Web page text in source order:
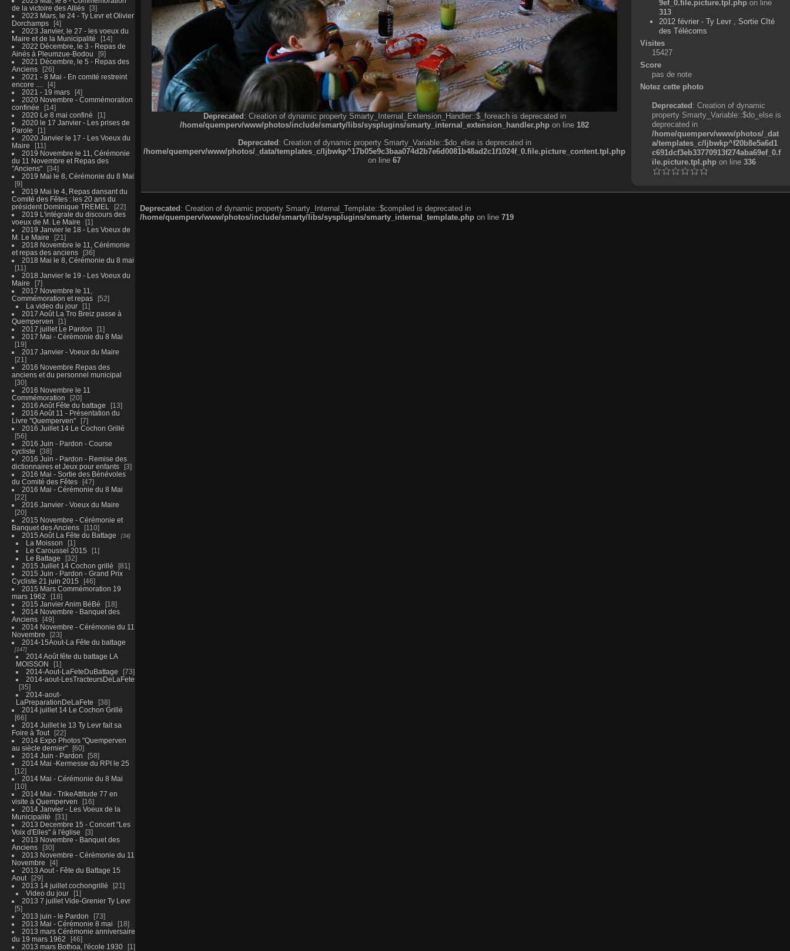
de la victoire des Alliés
3
2023 Mars, le 24 - Ty Levr et Olivier
Dorchamps
4
2023 Janvier, le 27 - les voeux du
Maire et de la Municipalité
14
2022 Décembre, le 3 - Repas de
Ainés à Pleumzue-Bodou
9
2021 Décembre, le 5 - Repas des
Anciens
26
2021 - 8 Mai - En comité restreint
encore ....
4
2021 - 19 mars
4
2020 Novembre - Commémoration
confinée
14
2020 Le 8 mai confiné
1
2020 le 17 Janvier - Les prises de
Parole
1
2020 Janvier le 17 - Les Voeux du
Maire
11
2019 Novembre le 11, Cérémonie
du 11 Novembre et Repas des
"Anciens"
34
2019 Mai le 8, Cérémonie du 8 Mai
9
2019 Mai le 4, Repas dansant du
Comité des Fêtes : les 20 ans du
président Dominique TREMEL
22
2019 L'intégrale du discours des
voeux de M. Le Maire
1
2019 Janvier le 18 - Les Voeux de
M. Le Maire
21
2018 Novembre le 11, Cérémonie
et repas des anciens
36
2018 Mai le 8, Cérémonie du 8 mai
11
2018 Janvier le 19 - Les Voeux du
Maire
7
2017 Novembre le 11,
Commémoration et repas
52
La video du jour
1
2017 Août La Tro Breiz passe à
Quemperven
1
2017 juillet Le Pardon
1
2017 Mai - Cérémonie du 8 Mai
19
2017 Janvier - Voeux du Maire
21
2016 Novembre Repas des
anciens et du personnel municipal
30
2016 Novembre le 11
Commémoration
20
2016 Août Fête du battage
13
2016 Août 11 - Présentation du
Livre "Quemperven"
7
2016 Juillet 14 Le Cochon Grillé
56
2016 Juin - Pardon - Course
cycliste
38
2016 Juin - Pardon - Remise des
dictionnaires et Jeux pour enfants
3
2016 Mai - Sortie des Bénévoles
du Comité des Fêtes
47
2016 Mai - Cérémonie du 8 Mai
22
2016 Janvier - Voeux du Maire
20
2015 Novembre - Cérémonie et
Banquet des Anciens
110
2015 Août La Fête du Battage
34
La Moisson
1
Le Caroussel 2015
1
Le Battage
32
2015 Juillet 14 Cochon grillé
81
2015 Juin - Pardon - Grand Prix
Cycliste 21 juin 2015
46
2015 Mars Commémoration 19
mars 1962
18
2015 Janvier Anim BéBé
18
2014 Novembre - Banquet des
Anciens
49
2014 Novembre - Cérémonie du 11
Novembre
23
2014-15Aout-La Fête du battage
147
2014 Août fête du battage LA
MOISSON
1
2014-Aout-LaFeteDuBattage
73
2014-aout-LesTracteursDeLaFete
35
2014-aout-
LaPreparationDeLaFete
38
2014 juillet 14 Le Cochon Grillé
66
2014 Juillet le 13 Ty Levr fait sa
Foire à Tout
22
2014 Expo Photos "Quemperven
au siècle dernier"
60
2014 Juin - Pardon
58
2014 Mai -Kermesse du RPI le 25
12
2014 Mai - Cérémonie du 8 Mai
10
2014 Mai - TrikeAttitude 77 en
visite à Quemperven
16
2014 Janvier - Les Voeux de la
Municipalité
31
2013 Decembre 15 - Concert "Les
Voix d'Elles" à l'église
3
2013 Novembre - Banquet des
Anciens
30
2013 Novembre - Cérémonie du 11
Novembre
4
2013 Aout - Fête du Battage 15
Aout
29
2013 14 juillet cochongrillé
21
Video du jour
1
2013 7 juillet Vide-Grenier Ty Levr
5
2013 juin - le Pardon
73
2013 Mai - Cérémonie 8 mai
18
2013 mars Cérémonie anniversaire
du 19 mars 1962
46
2013 mars Bothoa, l'école 1930
1
Deprecated: Creation of dynamic property Smarty_Internal_Extension_Handler::$_foreach is deprecated in
/home/quemperv/www/photos/include/smarty/libs/sysplugins/smarty_internal_extension_handler.php on line 182
Deprecated: Creation of dynamic property Smarty_Variable::$do_else is deprecated in
/home/quemperv/www/photos/_data/templates_c/ljbwkp^17b05e9c3baa074d2b7e6d0081b48ad2c1f1024f_0.file.picture_content.tpl.php
on line 67
9ef_0.file.picture.tpl.php on line
313
2012 février - Ty Levr , Sortie CIté
des Télécoms
Visites
15427
Score
pas de note
Notez cette photo
Deprecated: Creation of dynamic
property Smarty_Variable::$do_else is
deprecated in
/home/quemperv/www/photos/_dat
a/templates_c/ljbwkp^f20b8e5a6d1
c691dcf3eb33770913f274aba69ef_0.f
ile.picture.tpl.phpon line 336
Deprecated: Creation of dynamic property Smarty_Internal_Template::$compiled is deprecated in
/home/quemperv/www/photos/include/smarty/libs/sysplugins/smarty_internal_template.php on line 719